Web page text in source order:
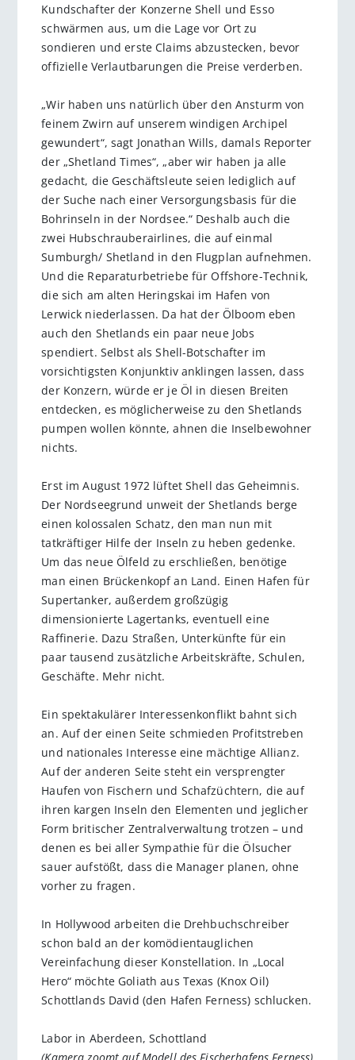
Kundschafter der Konzerne Shell und Esso
schwärmen aus, um die Lage vor Ort zu
sondieren und erste Claims abzustecken, bevor
offizielle Verlautbarungen die Preise verderben.
„Wir haben uns natürlich über den Ansturm von
feinem Zwirn auf unserem windigen Archipel
gewundert“, sagt Jonathan Wills, damals Reporter
der „Shetland Times“, „aber wir haben ja alle
gedacht, die Geschäftsleute seien lediglich auf
der Suche nach einer Versorgungsbasis für die
Bohrinseln in der Nordsee.“ Deshalb auch die
zwei Hubschrauberairlines, die auf einmal
Sumburgh/ Shetland in den Flugplan aufnehmen.
Und die Reparaturbetriebe für Offshore-Technik,
die sich am alten Heringskai im Hafen von
Lerwick niederlassen. Da hat der Ölboom eben
auch den Shetlands ein paar neue Jobs
spendiert. Selbst als Shell-Botschafter im
vorsichtigsten Konjunktiv anklingen lassen, dass
der Konzern, würde er je Öl in diesen Breiten
entdecken, es möglicherweise zu den Shetlands
pumpen wollen könnte, ahnen die Inselbewohner
nichts.
Erst im August 1972 lüftet Shell das Geheimnis.
Der Nordseegrund unweit der Shetlands berge
einen kolossalen Schatz, den man nun mit
tatkräftiger Hilfe der Inseln zu heben gedenke.
Um das neue Ölfeld zu erschließen, benötige
man einen Brückenkopf an Land. Einen Hafen für
Supertanker, außerdem großzügig
dimensionierte Lagertanks, eventuell eine
Raffinerie. Dazu Straßen, Unterkünfte für ein
paar tausend zusätzliche Arbeitskräfte, Schulen,
Geschäfte. Mehr nicht.
Ein spektakulärer Interessenkonflikt bahnt sich
an. Auf der einen Seite schmieden Profitstreben
und nationales Interesse eine mächtige Allianz.
Auf der anderen Seite steht ein versprengter
Haufen von Fischern und Schafzüchtern, die auf
ihren kargen Inseln den Elementen und jeglicher
Form britischer Zentralverwaltung trotzen – und
denen es bei aller Sympathie für die Ölsucher
sauer aufstößt, dass die Manager planen, ohne
vorher zu fragen.
In Hollywood arbeiten die Drehbuchschreiber
schon bald an der komödientauglichen
Vereinfachung dieser Konstellation. In „Local
Hero“ möchte Goliath aus Texas (Knox Oil)
Schottlands David (den Hafen Ferness) schlucken.
Labor in Aberdeen, Schottland